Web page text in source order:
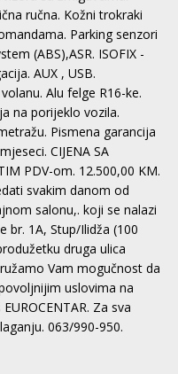
ručna. Kožni trokraki
Parking senzori
(ABS),ASR. ISOFIX -
AUX , USB.
Alu felge R16-ke.
na porijeklo vozila.
Pismena garancija
CIJENA SA
PDV-om. 12.500,00 KM.
svakim danom od
salonu,. koji se nalazi
br. 1A, Stup/Ilidža (100
druga ulica
Vam mogučnost da
uslovima na
Za sva
063/990-950.